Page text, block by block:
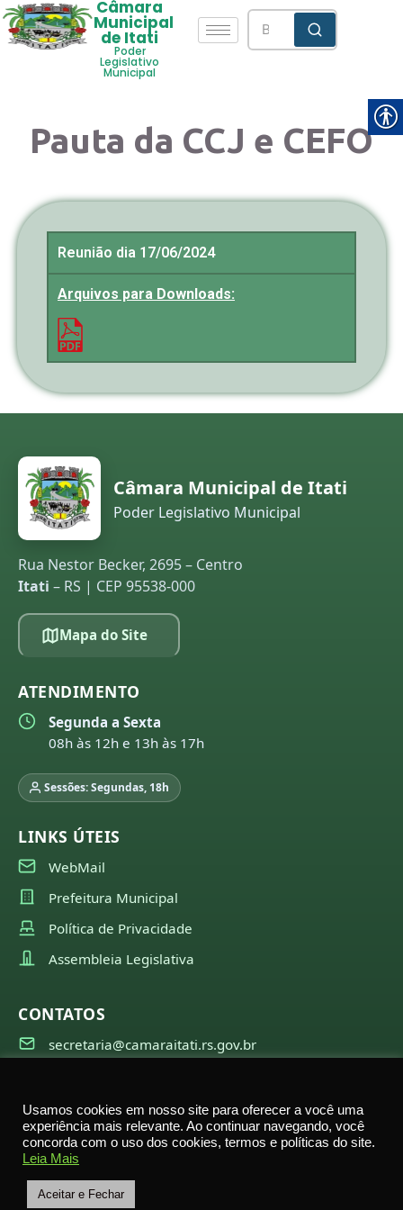
Câmara
Municipal
de Itati
Poder
Legislativo
Municipal
Pauta da CCJ e CEFO
Reunião dia 17/06/2024
Arquivos para Downloads:
Câmara Municipal de Itati
Poder Legislativo Municipal
Rua Nestor Becker, 2695 – Centro
Itati – RS | CEP 95538-000
Mapa do Site
ATENDIMENTO
Segunda a Sexta
08h às 12h e 13h às 17h
Sessões: Segundas, 18h
LINKS ÚTEIS
WebMail
Prefeitura Municipal
Política de Privacidade
Assembleia Legislativa
CONTATOS
secretaria@camaraitati.rs.gov.br
©2026Câmara Municipal de Itati — Todos os direitos
Rua Nestor Becker, 2695 – Itati – RS
Usamos cookies em nosso site para oferecer a você uma
experiência mais relevante. Ao continuar navegando, você
concorda com o uso dos cookies, termos e políticas do site.
Leia Mais
Aceitar e Fechar